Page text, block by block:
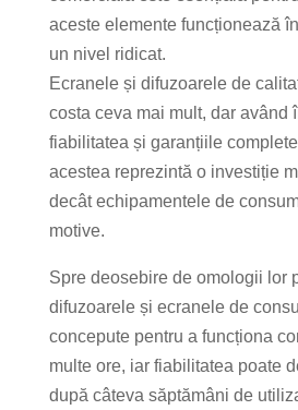
aceste elemente funcționează
un nivel ridicat.
Ecranele și difuzoarele de
costa ceva mai mult, dar având
fiabilitatea și garanțiile
acestea reprezintă o investiție
decât echipamentele de
motive.
Spre deosebire de omologii lor
difuzoarele și ecranele de
concepute pentru a funcționa
multe ore, iar fiabilitatea poate
după câteva săptămâni de